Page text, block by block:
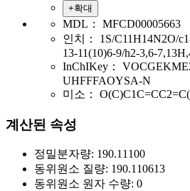
+확대
MDL：
MFCD00005663
인치：
1S/C11H14N2O/
13-11(10)6-9/h2-3,6-
InChIKey：
UHFFFAOYSA-N
미소：
계산된 속성
정밀분자량: 190.11100
동위원소 질량: 190.110613
동위원소 원자 수량: 0